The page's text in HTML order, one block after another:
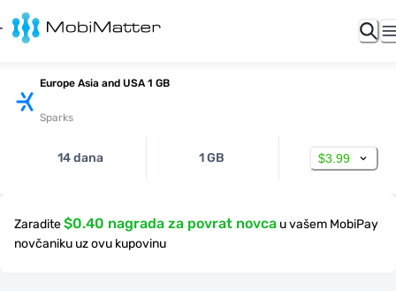
Europe Asia and USA 1 GB
Sparks
14 dana 1 GB $3.99
Zaradite$0.40 nagrada za povrat novca u vašem MobiPay
novčaniku uz ovu kupovinu